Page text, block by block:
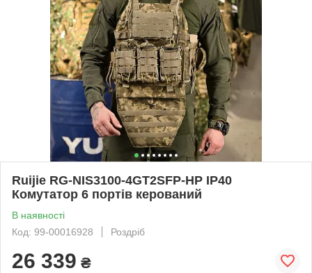
Ruijie RG-NIS3100-4GT2SFP-HP IP40
Комутатор 6 портів керований
В наявності
Код: 99-00016928
Роздріб
26 339 ₴